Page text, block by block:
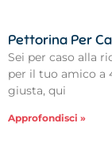
Pettorina Per
Sei per caso alla
per il tuo amico a
giusta, qui
Approfondisci »